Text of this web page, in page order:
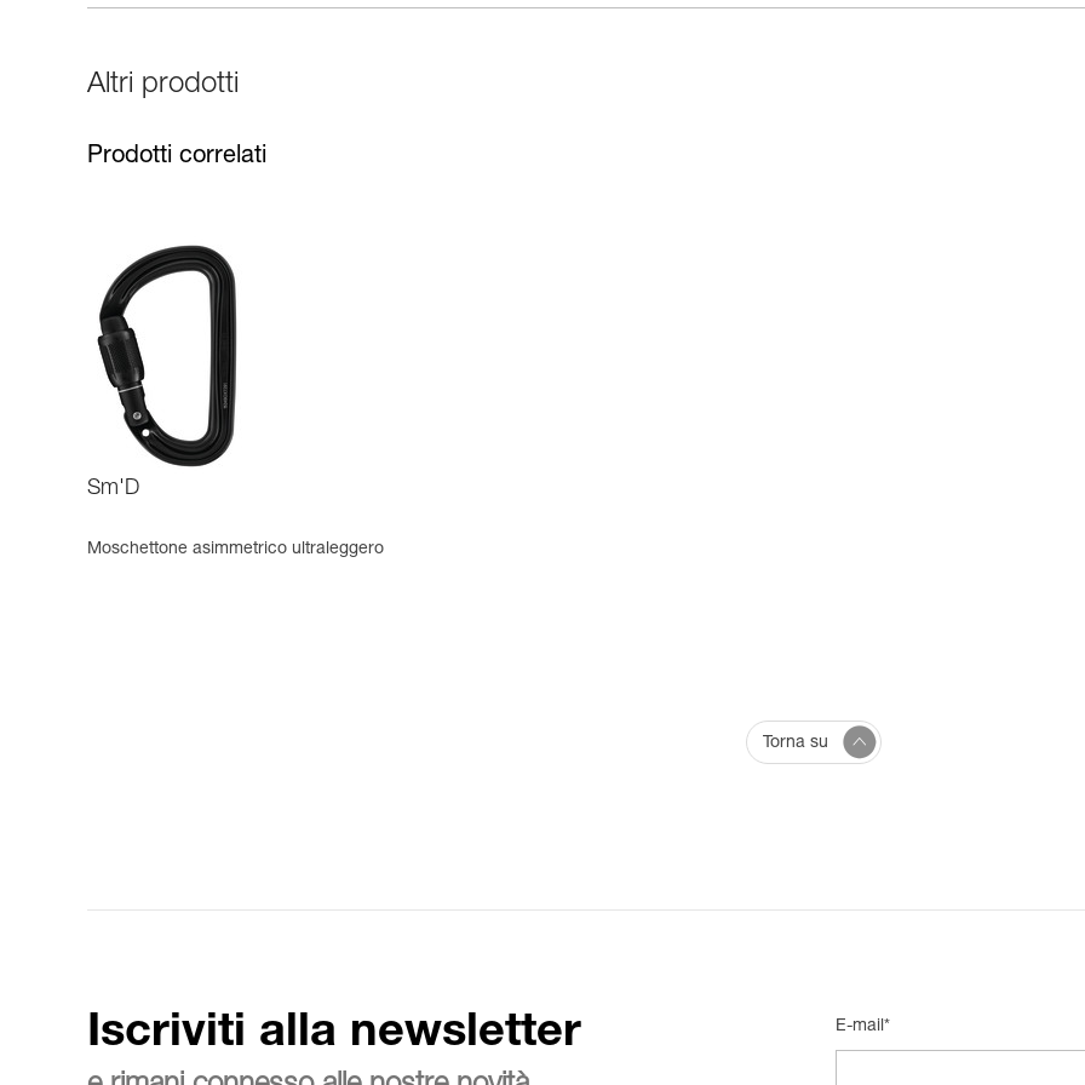
Altri prodotti
Prodotti correlati
Sm'D
Moschettone asimmetrico ultraleggero
Torna su
Iscriviti alla newsletter E-mail*